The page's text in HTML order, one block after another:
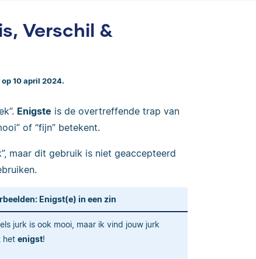
Verschil &
10 april 2024.
Enigste is de overtreffende trap van
of “fijn” betekent.
maar dit gebruik is niet geaccepteerd
Enigst(e) in een zin
jurk is ook mooi, maar ik vind jouw jurk
het enigst!